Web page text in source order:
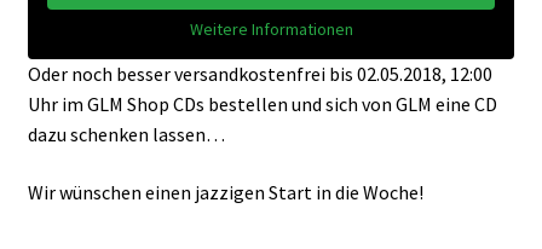
Weitere Informationen
Oder noch besser versandkostenfrei bis 02.05.2018, 12:00
Uhr im GLM Shop CDs bestellen und sich von GLM eine CD
dazu schenken lassen…
Wir wünschen einen jazzigen Start in die Woche!